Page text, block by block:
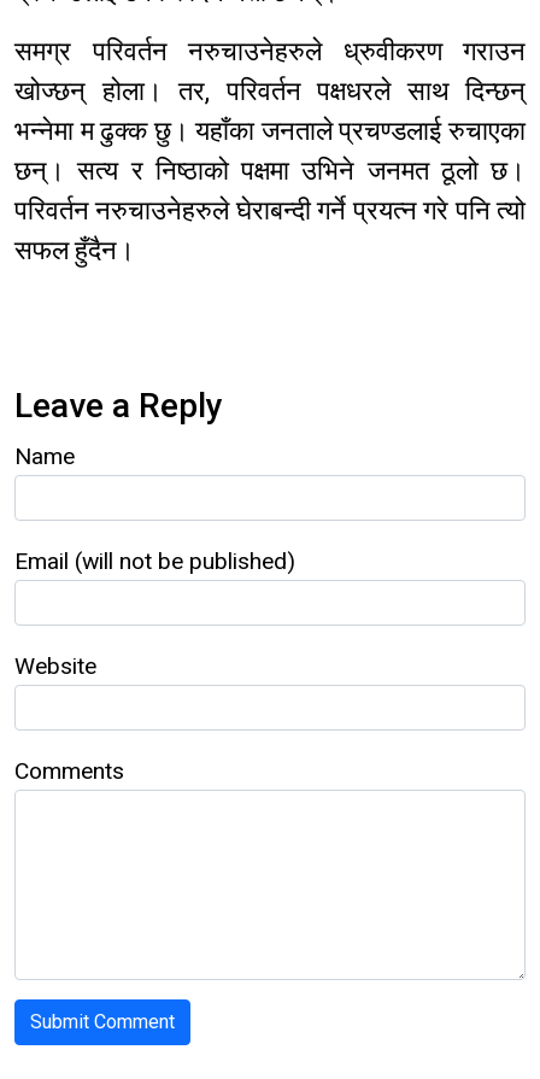
समग्र परिवर्तन नरुचाउनेहरुले ध्रुवीकरण गराउन
खोज्छन् होला। तर, परिवर्तन पक्षधरले साथ दिन्छन्
भन्नेमा म ढुक्क छु। यहाँका जनताले प्रचण्डलाई रुचाएका
छन्। सत्य र निष्ठाको पक्षमा उभिने जनमत ठूलो छ।
परिवर्तन नरुचाउनेहरुले घेराबन्दी गर्ने प्रयत्न गरे पनि त्यो
सफल हुँदैन।
Leave a Reply
Name
Email (will not be published)
Website
Comments